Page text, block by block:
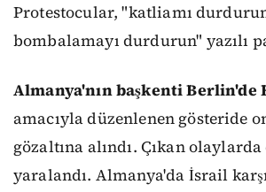
Protestocular, "katliamı
bombalamayı durdurun" yazılı
Almanya'nın başkenti Berlin'de
amacıyla düzenlenen gösteride
gözaltına alındı. Çıkan
yaralandı. Almanya'da İsrail